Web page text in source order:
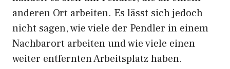
anderen Ort arbeiten. Es lässt sich jedoch
nicht sagen, wie viele der Pendler in einem
Nachbarort arbeiten und wie viele einen
weiter entfernten Arbeitsplatz haben.